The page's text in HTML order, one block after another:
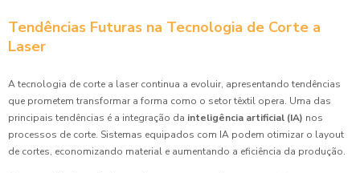
Tendências Futuras na Tecnologia de Corte a
Laser
A tecnologia de corte a laser continua a evoluir, apresentando tendências
que prometem transformar a forma como o setor têxtil opera. Uma das
principais tendências é a integração da inteligência artificial (IA) nos
processos de corte. Sistemas equipados com IA podem otimizar o layout
de cortes, economizando material e aumentando a eficiência da produção.